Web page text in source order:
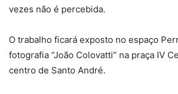
vezes não é percebida.
O trabalho ficará exposto no espaço
fotografia “João Colovatti” na praça IV
centro de Santo André.